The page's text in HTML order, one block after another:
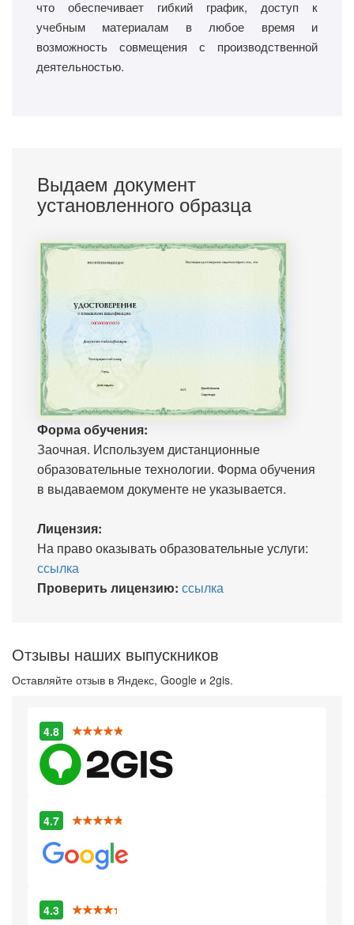
что обеспечивает гибкий график, доступ к
учебным материалам в любое время и
возможность совмещения с производственной
деятельностью.
Выдаем документ
установленного образца
Форма обучения:
Заочная. Используем дистанционные
образовательные технологии. Форма обучения
в выдаваемом документе не указывается.
Лицензия:
На право оказывать образовательные услуги:
ссылка
Проверить лицензию: ссылка
Отзывы наших выпускников
Оставляйте отзыв в Яндекс, Google и 2gis.
4.8
4.7
4.3